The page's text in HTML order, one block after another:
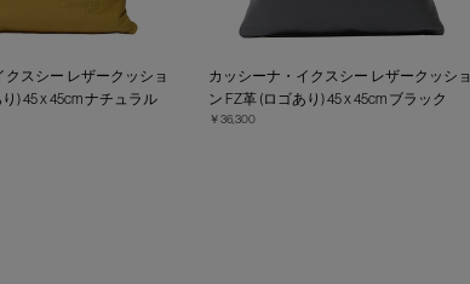
スシー レザークッショ
) 45 x 45cm ナチュラル
カッシーナ・イクスシー レザークッショ
ン FZ革 (ロゴあり) 45 x 45cm ブラック
￥36,300